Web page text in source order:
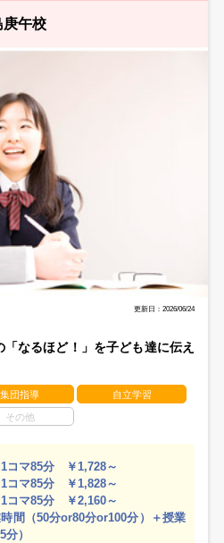
庚午校
更新日：2026/06/24
なるほど！」を子ども達に伝え
集団指導 自立学習
その他
マ85分 ￥1,728～
マ85分 ￥1,828～
マ85分 ￥2,160～
間（50分or80分or100分）＋授業
）